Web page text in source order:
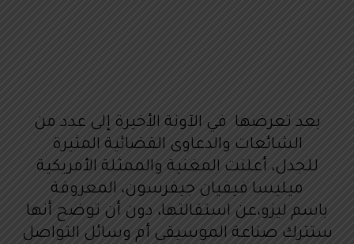
بعد تعرضها في الآونة الأخيرة إلى عدد من
الشائعات والدعاوى القضائية المثيرة
للجدل، أعلنت المغنية والممثلة الأمريكية
ميليسا فيفيان جيفرسون، المعروفة
باسم ليزو،عن استقالتها، دون أن توضح أنها
ستترك صناعة الموسيقى أم وسائل التواصل